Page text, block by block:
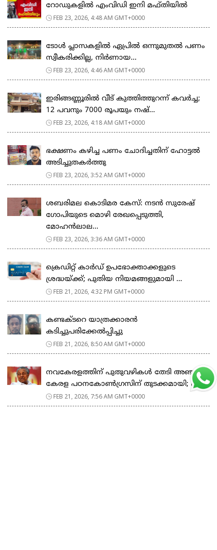
റോഡുകളില്‍ എംവിഡി ഇനി മഫ്തിയില്‍
FEB 23, 2026, 4:48 AM GMT+0000
ടോള്‍ പ്ലാസകളില്‍ ഏപ്രില്‍ ഒന്നുമുതല്‍ പണം
സ്വീകരിക്കില്ല, നിര്‍ണായ...
FEB 23, 2026, 4:46 AM GMT+0000
ഇരിങ്ങണ്ണൂരിൽ വീട് കുത്തിത്തുറന്ന് കവർച്ച;
12 പവനും 7000 രൂപയും നഷ്...
FEB 23, 2026, 4:18 AM GMT+0000
ഭക്ഷണം കഴിച്ച പണം ചോദിച്ചതിന് ഹോട്ടൽ
അടിച്ചുതകർത്തു
FEB 23, 2026, 3:52 AM GMT+0000
ശബരിമല കൊടിമര കേസ്: നടൻ സുരേഷ്
ഗോപിയുടെ മൊഴി രേഖപ്പെടുത്തി,
മോഹൻലാല...
FEB 23, 2026, 3:36 AM GMT+0000
ക്രെഡിറ്റ് കാർഡ് ഉപഭോക്താക്കളുടെ
ശ്രദ്ധയ്ക്ക്; പുതിയ നിയമങ്ങളുമായി ...
FEB 21, 2026, 4:32 PM GMT+0000
കണ്ടക്ടറെ യാത്രക്കാരൻ
കടിച്ചുപരിക്കേൽപ്പിച്ചു
FEB 21, 2026, 8:50 AM GMT+0000
നവകേരളത്തിന് പുതുവഴികൾ തേടി അഞ്ചാം
കേരള പഠനകോൺഗ്രസിന് തുടക്കമായി; മ...
FEB 21, 2026, 7:56 AM GMT+0000